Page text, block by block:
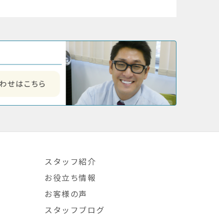
スタッフ紹介
お役立ち情報
お客様の声
スタッフブログ